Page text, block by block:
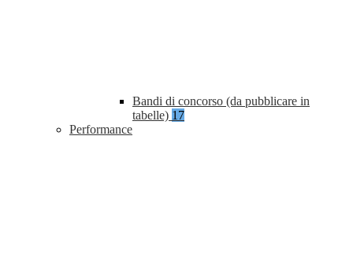
Bandi di concorso (da pubblicare in
tabelle) 17
Performance